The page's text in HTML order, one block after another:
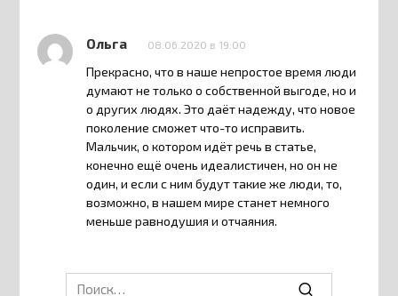
Ольга 08.06.2020 в 19:00
Прекрасно, что в наше непростое время люди
думают не только о собственной выгоде, но и
о других людях. Это даёт надежду, что новое
поколение сможет что-то исправить.
Мальчик, о котором идёт речь в статье,
конечно ещё очень идеалистичен, но он не
один, и если с ним будут такие же люди, то,
возможно, в нашем мире станет немного
меньше равнодушия и отчаяния.
Search